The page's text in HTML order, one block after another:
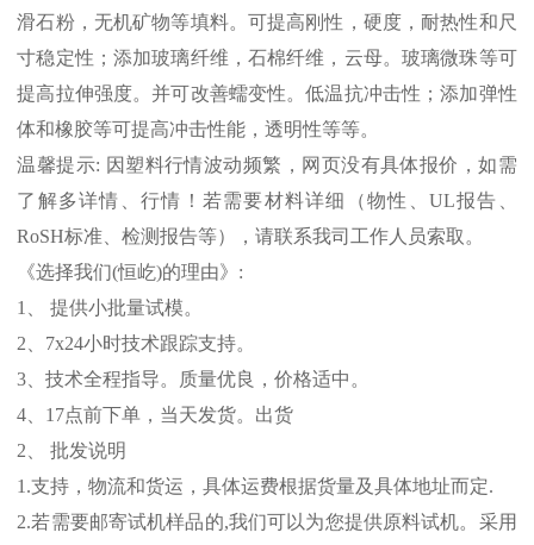
滑石粉，无机矿物等填料。可提高刚性，硬度，耐热性和尺
寸稳定性；添加玻璃纤维，石棉纤维，云母。玻璃微珠等可
提高拉伸强度。并可改善蠕变性。低温抗冲击性；添加弹性
体和橡胶等可提高冲击性能，透明性等等。
温馨提示: 因塑料行情波动频繁，网页没有具体报价，如需
了解多详情、行情！若需要材料详细（物性、 UL报告、
RoSH标准、检测报告等），请联系我司工作人员索取。
《选择我们(恒屹)的理由》 :
1
、 提供小批量试模。
2
7x24小时技术跟踪支持。
3 、技术全程指导。质量优良，价格适中。
4
17点前下单，当天发货。出货
2 、 批发说明
1.支持，物流和货运，具体运费根据货量及具体地址而定.
2.若需要邮寄试机样品的,我们可以为您提供原料试机。采用